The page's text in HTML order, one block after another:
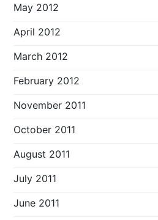
May 2012
April 2012
March 2012
February 2012
November 2011
October 2011
August 2011
July 2011
June 2011